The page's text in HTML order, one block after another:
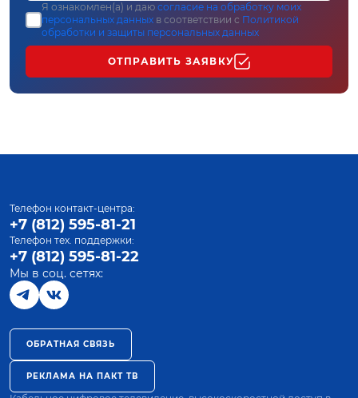
Я ознакомлен(а) и даю согласие на обработку моих
персональных данных в соответствии с Политикой
обработки и защиты персональных данных
ОТПРАВИТЬ ЗАЯВКУ
Телефон контакт-центра:
+7 (812) 595-81-21
Телефон тех. поддержки:
+7 (812) 595-81-22
Мы в соц. сетях:
ОБРАТНАЯ СВЯЗЬ
РЕКЛАМА НА ПАКТ ТВ